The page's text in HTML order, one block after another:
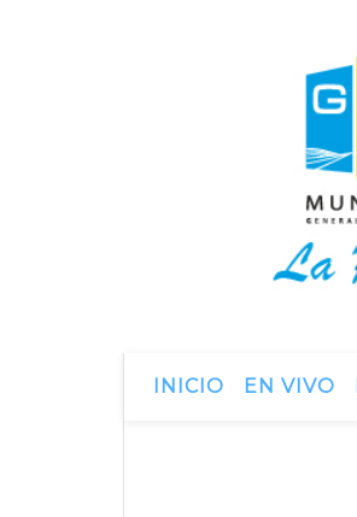
INICIO EN VIVO